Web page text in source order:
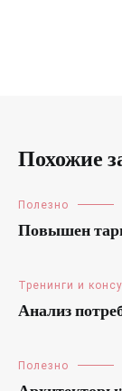
Похожие
Полезно
Повышен
Тренинги и
Анализ
Полезно